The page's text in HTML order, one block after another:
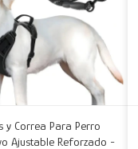
y Correa Para Perro
Ajustable Reforzado -